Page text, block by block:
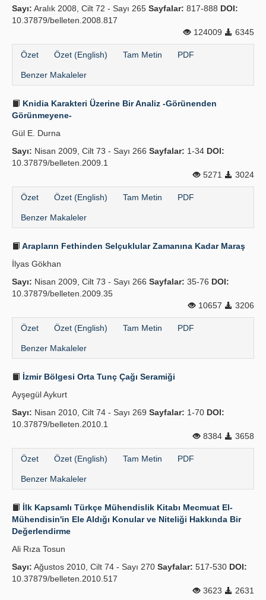
Sayı: Aralık 2008, Cilt 72 - Sayı 265 Sayfalar: 817-888 DOI:
10.37879/belleten.2008.817
124009
6345
Özet Özet (English) Tam Metin PDF
Benzer Makaleler
Knidia Karakteri Üzerine Bir Analiz -Görünenden
Görünmeyene-
Gül E. Durna
Sayı: Nisan 2009, Cilt 73 - Sayı 266 Sayfalar: 1-34 DOI:
10.37879/belleten.2009.1
5271
3024
Özet Özet (English) Tam Metin PDF
Benzer Makaleler
Arapların Fethinden Selçuklular Zamanına Kadar Maraş
İlyas Gökhan
Sayı: Nisan 2009, Cilt 73 - Sayı 266 Sayfalar: 35-76 DOI:
10.37879/belleten.2009.35
10657
3206
Özet Özet (English) Tam Metin PDF
Benzer Makaleler
İzmir Bölgesi Orta Tunç Çağı Seramiği
Ayşegül Aykurt
Sayı: Nisan 2010, Cilt 74 - Sayı 269 Sayfalar: 1-70 DOI:
10.37879/belleten.2010.1
8384
3658
Özet Özet (English) Tam Metin PDF
Benzer Makaleler
İlk Kapsamlı Türkçe Mühendislik Kitabı Mecmuat El-
Mühendisin'in Ele Aldığı Konular ve Niteliği Hakkında Bir
Değerlendirme
Ali Rıza Tosun
Sayı: Ağustos 2010, Cilt 74 - Sayı 270 Sayfalar: 517-530 DOI:
10.37879/belleten.2010.517
3623
2631